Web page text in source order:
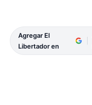
Agregar El
Libertador en